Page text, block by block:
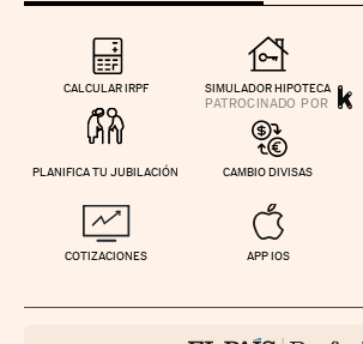
CALCULAR IRPF SIMULADOR HIPOTECA
PLANIFICA TU JUBILACIÓN CAMBIO DIVISAS
COTIZACIONES APP IOS